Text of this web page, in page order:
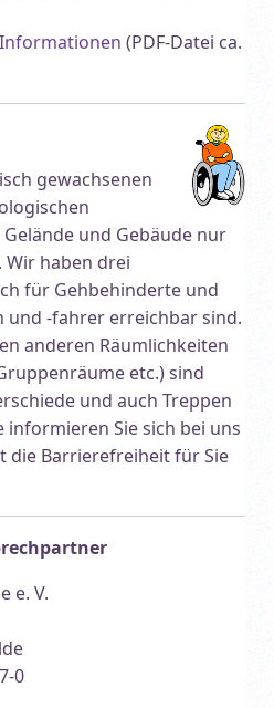
Gästehaus der Malche …
(PDF-Datei ca.
gewachsenen
und Gebäude nur
haben drei
für Gehbehinderte und
und -fahrer erreichbar sind.
anderen Räumlichkeiten
etc.) sind
und auch Treppen
Sie sich bei uns
die Barrierefreiheit für Sie
e. V.
0